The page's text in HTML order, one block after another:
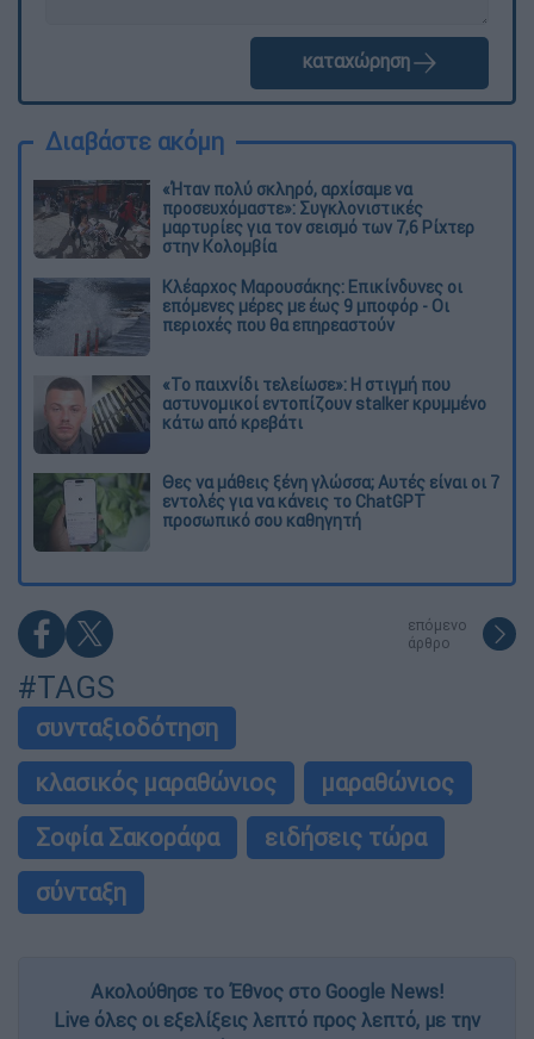
καταχώρηση
Διαβάστε ακόμη
«Ήταν πολύ σκληρό, αρχίσαμε να
προσευχόμαστε»: Συγκλονιστικές
μαρτυρίες για τον σεισμό των 7,6 Ρίχτερ
στην Κολομβία
Κλέαρχος Μαρουσάκης: Επικίνδυνες οι
επόμενες μέρες με έως 9 μποφόρ - Οι
περιοχές που θα επηρεαστούν
«Το παιχνίδι τελείωσε»: Η στιγμή που
αστυνομικοί εντοπίζουν stalker κρυμμένο
κάτω από κρεβάτι
Θες να μάθεις ξένη γλώσσα; Αυτές είναι οι 7
εντολές για να κάνεις το ChatGPT
προσωπικό σου καθηγητή
επόμενο
άρθρο
#TAGS
συνταξιοδότηση
κλασικός μαραθώνιος
μαραθώνιος
Σοφία Σακοράφα
ειδήσεις τώρα
σύνταξη
Ακολούθησε το Έθνος στο Google News!
Live όλες οι εξελίξεις λεπτό προς λεπτό, με την